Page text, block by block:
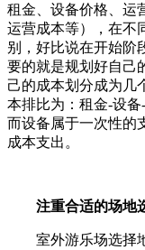
租金、设备价格、运
运营成本等），在不
别，好比说在开始阶
要的就是规划好自己
己的成本划分成为几
本排比为：租金-设备
而设备属于一次性的
成本支出。
注重合适的场地
室外游乐场选择